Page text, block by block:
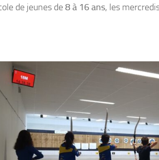
de jeunes de8 à 16 ans, les
au 31 Août.